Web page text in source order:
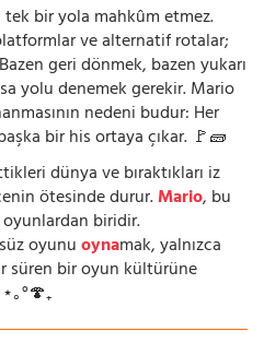
bir yola mahkûm etmez.
ve alternatif rotalar;
geri dönmek, bazen yukarı
yolu denemek gerekir. Mario
nedeni budur: Her
bir his ortaya çıkar. 🚩🧱
dünya ve bıraktıkları iz
ötesinde durur.Mario, bu
biridir.
oyunuoynamak, yalnızca
süren bir oyun kültürüne
｡°🍄₊